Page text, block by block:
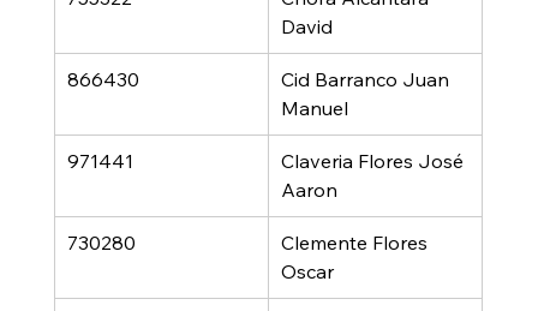
David
866430
Cid Barranco Juan
Manuel
971441
Claveria Flores José
Aaron
730280
Clemente Flores
Oscar